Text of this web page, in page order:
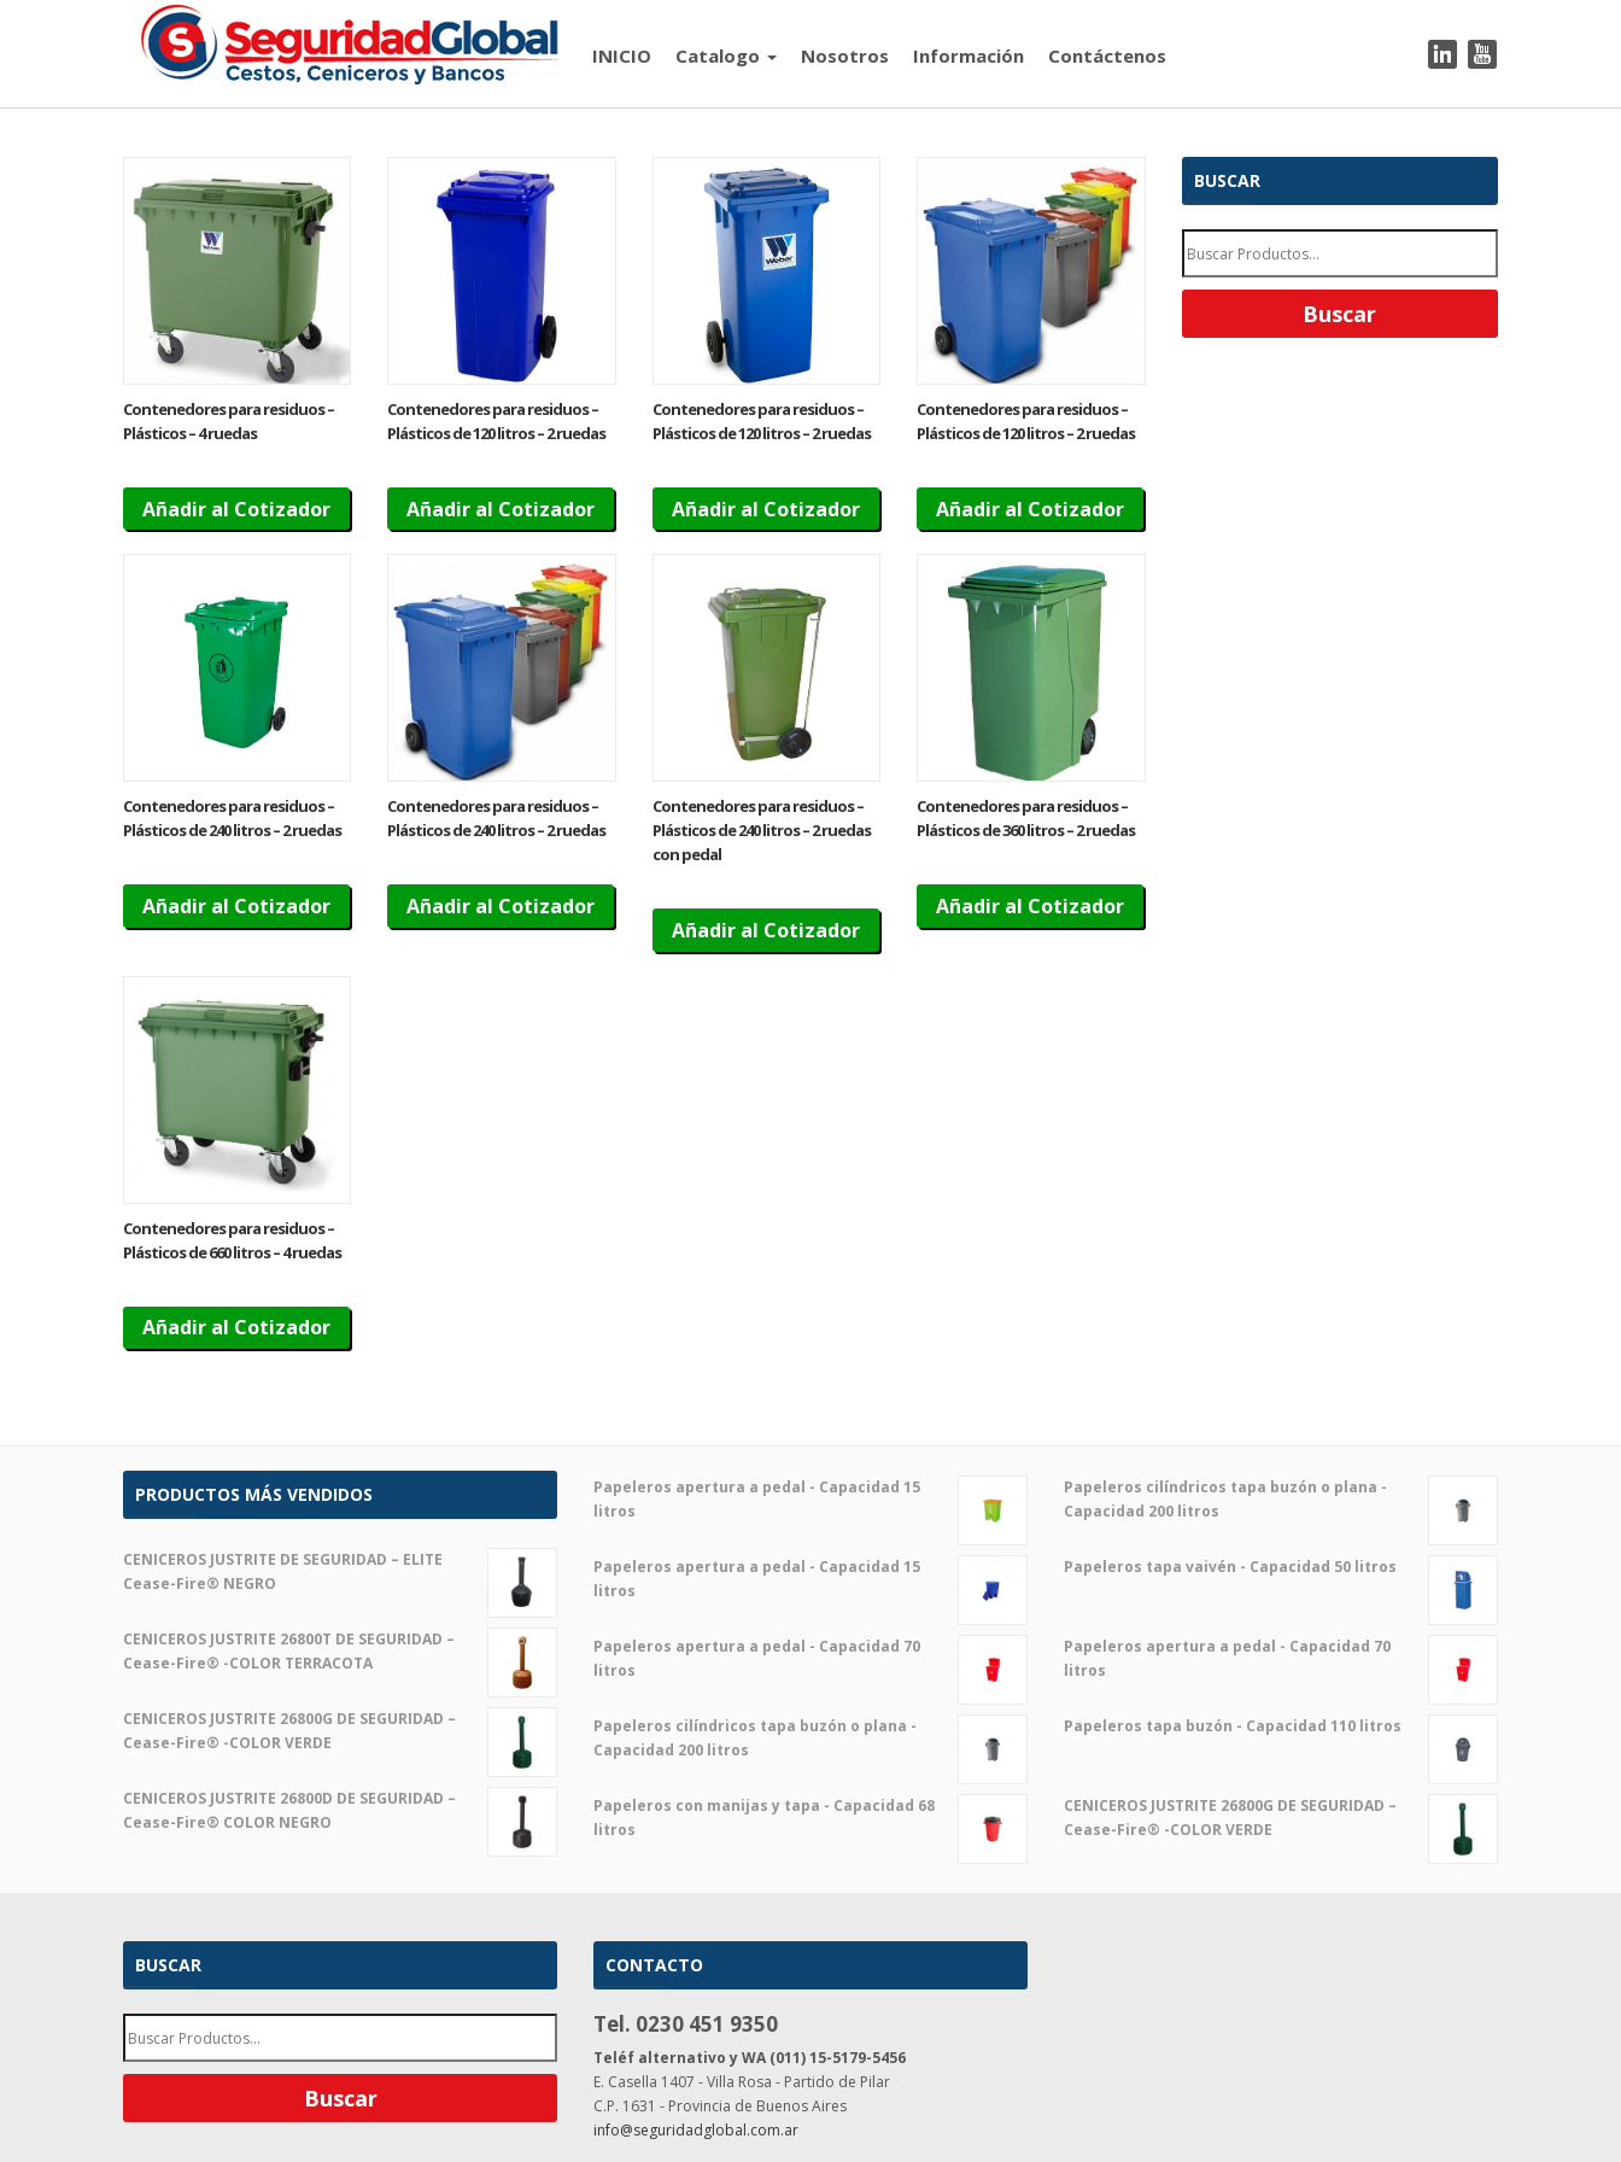
INICIO Catalogo Nosotros Información Contáctenos
Contenedores para residuos –
Plásticos – 4 ruedas
Añadir al Cotizador
Contenedores para residuos –
Plásticos de 120 litros – 2 ruedas
Añadir al Cotizador
Contenedores para residuos –
Plásticos de 120 litros – 2 ruedas
Añadir al Cotizador
Contenedores para residuos –
Plásticos de 120 litros – 2 ruedas
Añadir al Cotizador
Contenedores para residuos –
Plásticos de 240 litros – 2 ruedas
Añadir al Cotizador
Contenedores para residuos –
Plásticos de 240 litros – 2 ruedas
Añadir al Cotizador
Contenedores para residuos –
Plásticos de 240 litros – 2 ruedas
con pedal
Añadir al Cotizador
Contenedores para residuos –
Plásticos de 360 litros – 2 ruedas
Añadir al Cotizador
Contenedores para residuos –
Plásticos de 660 litros – 4 ruedas
Añadir al Cotizador
BUSCAR
PRODUCTOS MÁS VENDIDOS
CENICEROS JUSTRITE DE SEGURIDAD – ELITE
Cease-Fire® NEGRO
CENICEROS JUSTRITE 26800T DE SEGURIDAD –
Cease-Fire® -COLOR TERRACOTA
CENICEROS JUSTRITE 26800G DE SEGURIDAD –
Cease-Fire® -COLOR VERDE
CENICEROS JUSTRITE 26800D DE SEGURIDAD –
Cease-Fire® COLOR NEGRO
Papeleros apertura a pedal - Capacidad 15
litros
Papeleros apertura a pedal - Capacidad 15
litros
Papeleros apertura a pedal - Capacidad 70
litros
Papeleros cilíndricos tapa buzón o plana -
Capacidad 200 litros
Papeleros con manijas y tapa - Capacidad 68
litros
Papeleros cilíndricos tapa buzón o plana -
Capacidad 200 litros
Papeleros tapa vaivén - Capacidad 50 litros
Papeleros apertura a pedal - Capacidad 70
litros
Papeleros tapa buzón - Capacidad 110 litros
CENICEROS JUSTRITE 26800G DE SEGURIDAD –
Cease-Fire® -COLOR VERDE
BUSCAR CONTACTO
Tel. 0230 451 9350
Teléf alternativo y WA (011) 15-5179-5456
E. Casella 1407 - Villa Rosa - Partido de Pilar
C.P. 1631 - Provincia de Buenos Aires
info@seguridadglobal.com.ar